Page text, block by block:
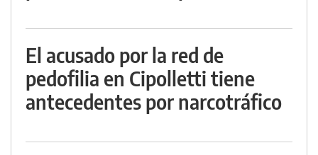
El acusado por la red de
pedofilia en Cipolletti tiene
antecedentes por narcotráfico